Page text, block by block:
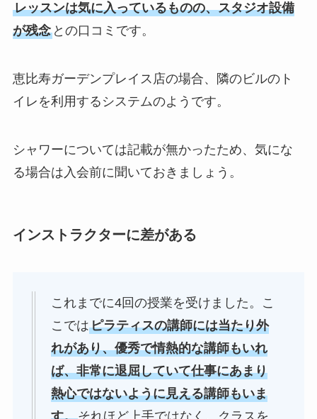
レッスンは気に入っているものの、スタジオ設備
が残念との口コミです。
恵比寿ガーデンプレイス店の場合、隣のビルのト
イレを利用するシステムのようです。
シャワーについては記載が無かったため、気にな
る場合は入会前に聞いておきましょう。
インストラクターに差がある
これまでに4回の授業を受けました。こ
こではピラティスの講師には当たり外
れがあり、優秀で情熱的な講師もいれ
ば、非常に退屈していて仕事にあまり
熱心ではないように見える講師もいま